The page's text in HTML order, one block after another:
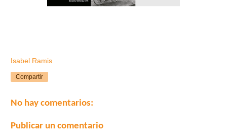
Isabel Ramis
Compartir
No hay comentarios:
Publicar un comentario